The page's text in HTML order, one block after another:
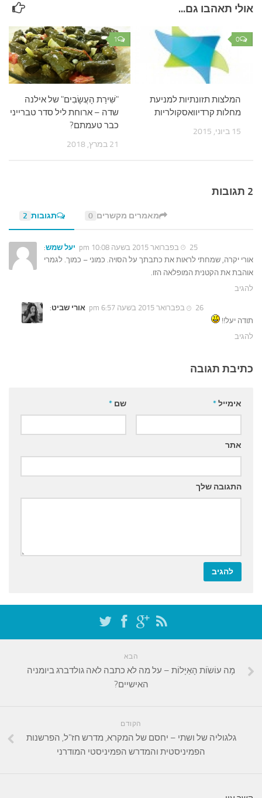
אולי תאהבו גם...
1
"שִּׁירַת הָעֲשָׂבִים" של אילנה
שדה – ארוחת ליל סדר טברייני
כבר טעמתם?
21 במרץ, 2018
0
המלצות תזונתיות למניעת
מחלות קרדיוואסקולריות
15 ביוני, 2015
2 תגובות
תגובות 2 מאמרים מקשרים 0
יעל שמש:
25 בפברואר 2015 בשעה 10:08 pm
אורי יקרה, שמחתי לראות את כתבתך על הסויה. כמוני – כמוך. לגמרי
אוהבת את הקטנית המופלאה הזו.
להגיב
אורי שביט:
26 בפברואר 2015 בשעה 6:57 pm
תודה יעל!!
להגיב
כתיבת תגובה
שם * אימייל*
אתר
התגובה שלך
הבא
מָה עוֹשֹוֹת הָאַיָּלוֹת – על מה לא כתבה לאה גולדברג ביומניה
האישיים?
הקודם
גלגוליה של ושתי – יחסם של המקרא, מדרש חז"ל, הפרשנות
הפמיניסטית והמדרש הפמיניסטי המודרני